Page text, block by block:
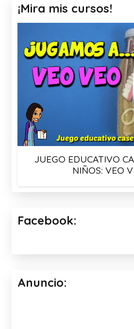
¡Mira mis cursos!
JUEGO EDUCATIVO
NIÑOS: VEO
Facebook:
Anuncio: